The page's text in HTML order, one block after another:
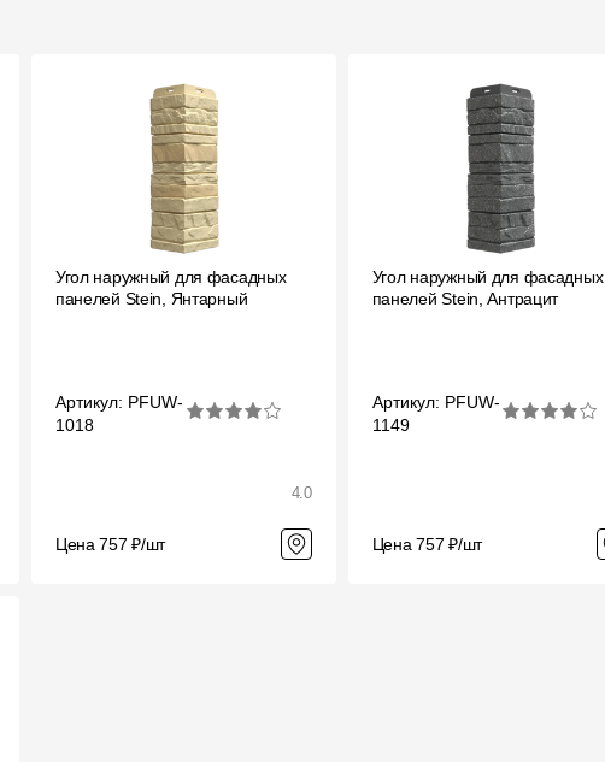
Угол наружный для фасадных
панелей Stein, Янтарный
Артикул: PFUW-
1018
4.0
Цена 757 ₽/шт
Угол наружный для фасадных
панелей Stein, Антрацит
Артикул: PFUW-
1149
Цена 757 ₽/шт